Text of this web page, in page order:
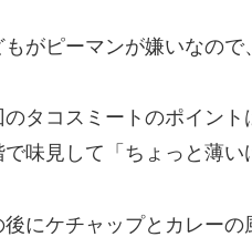
もがピーマンが嫌いなので
のタコスミートのポイン
で味見して「ちょっと薄い
後にケチャップとカレー